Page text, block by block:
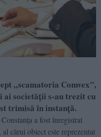
„scamatoria Comvex",
ai societăţii s-au trezit cu
trimisă în instanţă.
a fost înregistrat
cărui obiect este reprezentat